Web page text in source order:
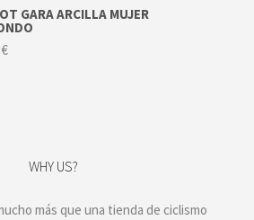
GARA ARCILLA MUJER
€
WHY US?
más que una tienda de ciclismo